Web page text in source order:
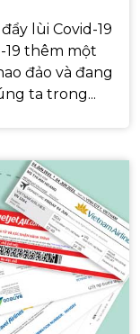
lùi Covid-19
19 thêm một
đảo và đang
ta trong...